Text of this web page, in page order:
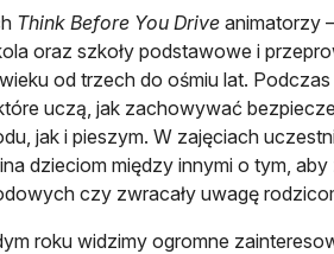
Think Before You Drive animatorzy
oraz szkoły podstawowe i
od trzech do ośmiu lat.
uczą, jak zachowywać
jak i pieszym. W zajęciach
dzieciom między innymi o tym,
czy zwracały uwagę
roku widzimy ogromne